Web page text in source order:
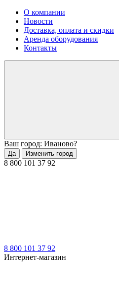
О компании
Новости
Доставка, оплата и скидки
Аренда оборудования
Контакты
Ваш город: Иваново?
Да Изменить город
8 800 101 37 92
8 800 101 37 92
Интернет-магазин